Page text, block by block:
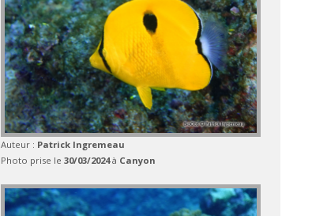
Auteur : Patrick Ingremeau
Photo prise le 30/03/2024à Canyon